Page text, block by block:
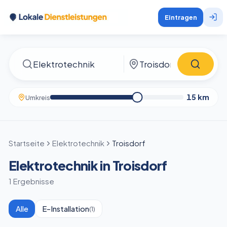
Eintragen
Umkreis 15 km
Startseite Elektrotechnik Troisdorf
Elektrotechnik in Troisdorf
1 Ergebnisse
Alle E-Installation(1)